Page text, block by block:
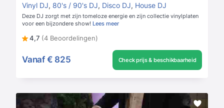
Vinyl DJ, 80's / 90's DJ, Disco DJ, House DJ
Deze DJ zorgt met zijn tomeloze energie en zijn collectie vinylplaten
voor een bijzondere show! Lees meer
4,7 (4 Beoordelingen)
Vanaf € 825 Check prijs & beschikbaarheid